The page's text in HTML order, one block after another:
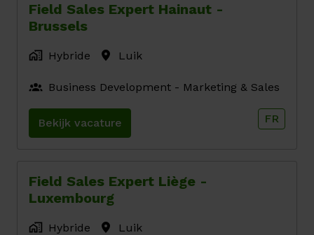
Field Sales Expert Hainaut -
Brussels
Hybride Luik
Business Development - Marketing & Sales
Bekijk vacature FR
Field Sales Expert Liège -
Luxembourg
Hybride Luik